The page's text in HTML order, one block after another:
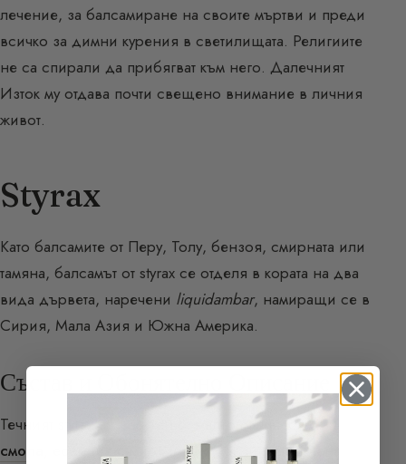
лечение, за балсамиране на своите мъртви и преди
всичко за димни курения в светилищата. Религиите
не са спирали да прибягват към него. Далечният
Изток му отдава почти свещено внимание в личния
живот.
Styrax
Като балсамите от Перу, Толу, бензоя, смирната или
тамяна, балсамът от styrax се отделя в кората на два
вида дървета, наречени liquidambar, намиращи се в
Сирия, Мала Азия и Южна Америка.
Състав и Обонятелно Описание
Течният styrax е съставен от малко количество
смола
, есенция с миризма на бензин, наречена